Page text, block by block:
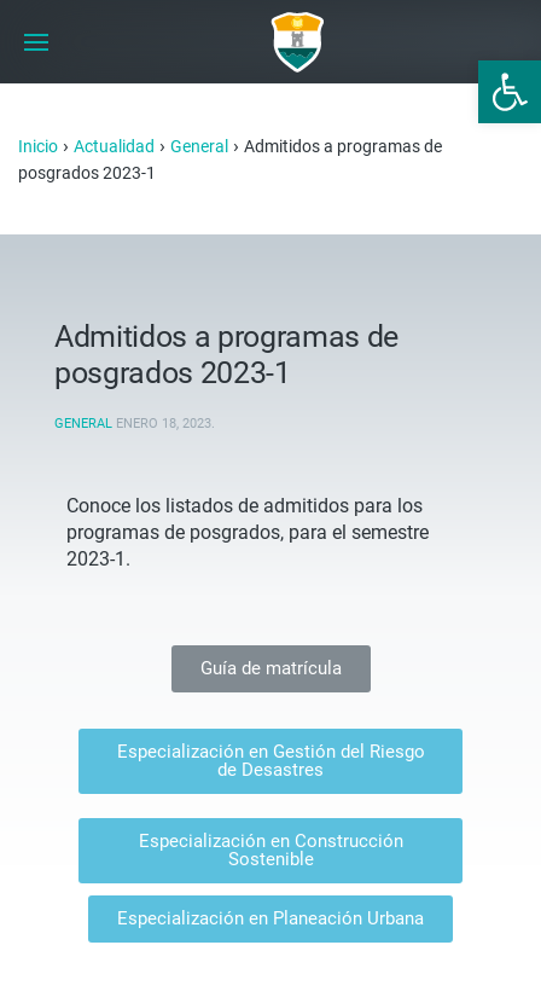
Abrir
Inicio › Actualidad › General › Admitidos a programas de
posgrados 2023-1
Admitidos a programas de
posgrados 2023-1
GENERAL ENERO 18, 2023.
Conoce los listados de admitidos para los
programas de posgrados, para el semestre
2023-1.
Guía de matrícula
Especialización en Gestión del Riesgo
de Desastres
Especialización en Construcción
Sostenible
Especialización en Planeación Urbana